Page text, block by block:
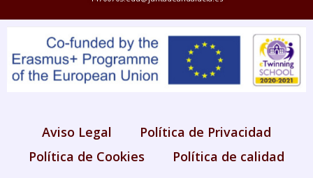
Aviso Legal
Política de Privacidad
Política de Cookies
Política de calidad